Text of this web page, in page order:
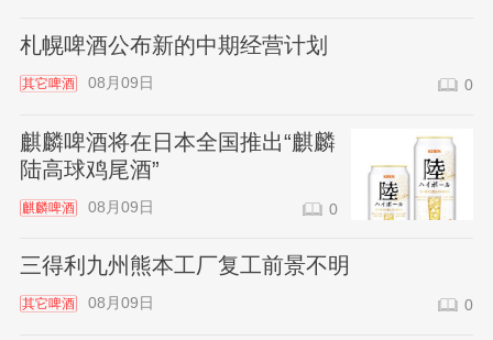
札幌啤酒公布新的中期经营计划
其它啤酒 08月09日 0
麒麟啤酒将在日本全国推出“麒麟
陆高球鸡尾酒”
麒麟啤酒 08月09日 0
三得利九州熊本工厂复工前景不明
其它啤酒 08月09日 0